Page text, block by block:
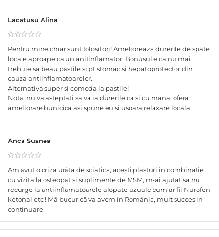
Lacatusu Alina
Pentru mine chiar sunt folositori! Amelioreaza durerile de spate
locale aproape ca un anitinflamator. Bonusul e ca nu mai
trebuie sa beau pastile si pt stomac si hepatoprotector din
cauza antiinflamatoarelor.
Alternativa super si comoda la pastile!
Nota: nu va asteptati sa va ia durerile ca si cu mana, ofera
ameliorare bunicica asi spune eu si usoara relaxare locala.
Anca Susnea
Am avut o criza urâta de sciatica, acești plasturi in combinatie
cu vizita la osteopat și suplimente de MSM, m-ai ajutat sa nu
recurge la antiinflamatoarele alopate uzuale cum ar fii Nurofen
ketonal etc ! Mă bucur că va avem în România, mult succes in
continuare!